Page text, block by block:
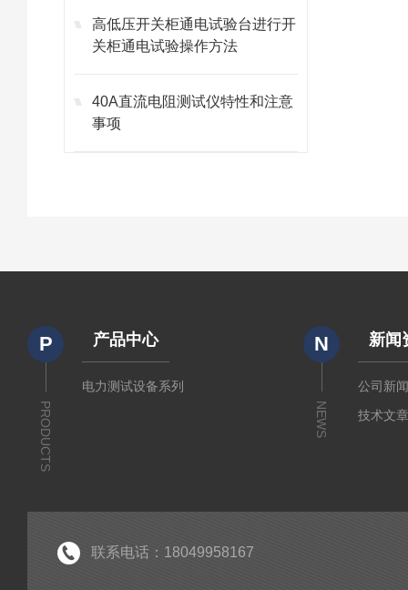
高低压开关柜通电试验台进行开
关柜通电试验操作方法
40A直流电阻测试仪特性和注意
事项
P
PRODUCTS
产品中心
电力测试设备系列
N
NEWS
新闻
公司新
技术文
联系电话：18049958167